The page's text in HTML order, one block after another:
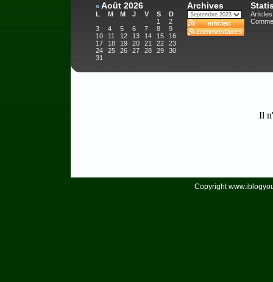
« Août 2026
L M M J V S
D
1
2
3
4 5 6 7 8
9
10
11 12 13 14 15
16
17
18 19 20 21 22
23
24
25 26 27 28 29
30
31
Archives
Il
Copyright